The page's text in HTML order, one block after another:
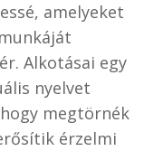
amelyeket
Alkotásai egy
nyelvet
megtörnék
érzelmi